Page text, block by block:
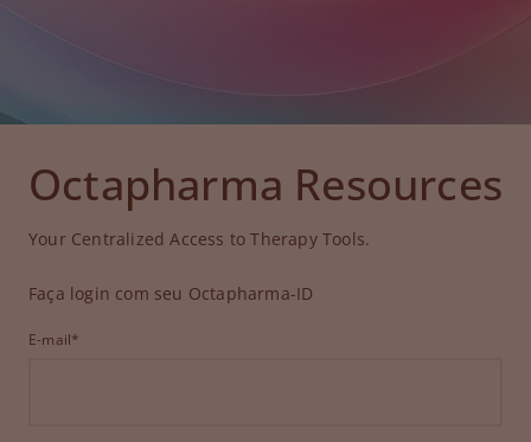
Octapharma Resources
Your Centralized Access to Therapy Tools.
Faça login com seu Octapharma-ID
E-mail*